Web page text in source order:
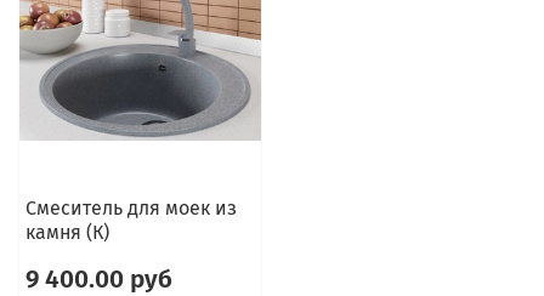
Смеситель для моек из
камня (К)
9 400.00 руб